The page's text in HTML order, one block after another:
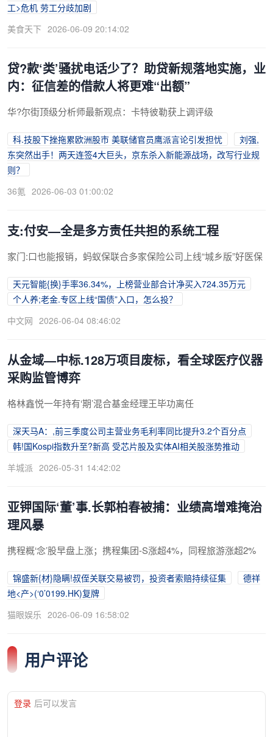
工>危机 劳工分歧加剧
美食天下 2026-06-09 20:14:02
贷?款‘类’骚扰电话少了？助贷新规落地实施，业
内：征信差的借款人将更难“出额”
华?尔街顶级分析师最新观点：卡特彼勒获上调评级
科.技股下挫拖累欧洲股市 美联储官员鹰派言论引发担忧
刘强,
东突然出手！两天连签4大巨头，京东杀入新能源战场，改写行业规
则？
36氪 2026-06-03 01:00:02
支:付安—全是多方责任共担的系统工程
家门:口也能报销，蚂蚁保联合多家保险公司上线“城乡版”好医保
天元智能{换}手率36.34%，上榜营业部合计净买入724.35万元
个人养;老金.专区上线“国债”入口，怎么投？
中文网 2026-06-04 08:46:02
从金域—中标.128万项目废标，看全球医疗仪器
采购监管博弈
格林鑫悦一年持有‘期’混合基金经理王毕功离任
深天马A：,前三季度公司主营业务毛利率同比提升3.2个百分点
韩!国Kospi指数升至?新高 受芯片股及实体AI相关股涨势推动
羊城派 2026-05-31 14:42:02
亚钾国际‘董’事.长郭柏春被捕：业绩高增难掩治
理风暴
携程概‘念’股早盘上涨；携程集团-S涨超4%，同程旅游涨超2%
锦盛新{材}隐瞒!叔侄关联交易被罚，投资者索赔持续征集
德祥
地<产>(‘0’0199.HK)复牌
猫眼娱乐 2026-06-09 16:58:02
用户评论
登录 后可以发言